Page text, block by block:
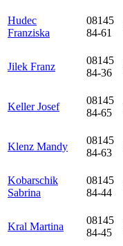
Hudec
Franziska
08145
84-61
Jilek Franz
08145
84-36
Keller Josef
08145
84-65
Klenz Mandy
08145
84-63
Kobarschik
Sabrina
08145
84-44
Kral Martina
08145
84-45